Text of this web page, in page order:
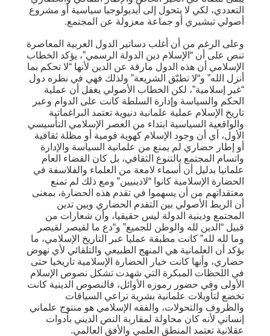
التعددي، لكي لا يتحول إلى أيديولوجيا سياسية أو مشروع
أصولي تبشيري أو جماعة معزولة عن المجتمع.
وعلى الرغم من أن أغلب دساتير الدول العربية المعاصرة
تنص على أن “الإسلام دين الدولة الرسمي”، يؤكد الخطاب
الإسلامي أن هذه الدول مارقة عن الدين لأنها “لا تحكم بما
أنزل الله” و“لا تطبّق الشريعة” ولذلك فهي في نظره دول
“غير إسلامية”، لكن الخطاب الأصولي يغفل أن عملية
الحكم والسياسة وإدارة السلطة كانت على الدوام وعبر
تاريخ الإسلام عملية علمانية دنيوية تعتمد البراغماتية
والواقعية السياسية ابتداء من العصر الإسلامي التأسيسي
الأول، أي أن وجود الإسلام كهوية قومية أو مظلة ثقافية
أو إطار حضاري لم يمنع من علمانية السياسة والإدارة
واتسام المجتمع بالتنوع الثقافي، بل كان الفضاء العام
علمانيا بدليل أن أسماء لامعة من العلماء والفلاسفة في
الحضارة الإسلامية كانوا “لادينيين” ومع ذلك لم تمنع
معتقداتهم من أن يسهموا في تقدم هذه الحضارة، بمعنى
أن الربط الأصولي بين التقدم الحضاري وبين تدين
المجتمع ودينية الدولة ليس حقيقيا، وأن شعارات من
قبيل “الدين لله والوطن للجميع” و“دع ما لقيصر لقيصر
وما لله لله” كانت مطبقة عمليا عبر التاريخ الإسلامي، ما
يؤكد أن العلمانية هي المنهج الطبيعي والتلقائي لأي نهوض
حضاري، وأنها كانت خيار الحضارة الإسلامية تاريخيا حتى
في اللحظات المبكرة التي شهدت تشكل نصوص الإسلام
الأولى وفي حضور رموزه الأوائل، فالنصوص الدينية كانت
تخضع لتأويلات علمانية بشرية تراعي السياقات
والظروف والتحولات، والفقه الإسلامي هو منتوج علماني
إنساني لأنه كان محاولة لمقاربة النص الديني بأدوات
عقلانية تعتمد المنطق العلمي والأفق العالمي.